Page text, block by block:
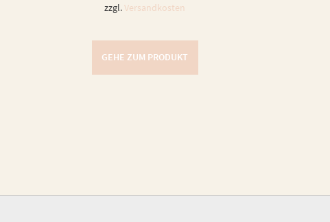
zzgl.Versandkosten
GEHE ZUM PRODUKT